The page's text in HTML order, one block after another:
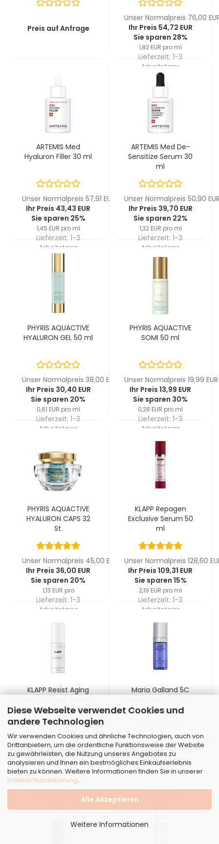
Diese Webseite verwendet Cookies und
andere Technologien
Wir verwenden Cookies und ähnliche Technologien, auch von
Drittanbietern, um die ordentliche Funktionsweise der Website
zu gewährleisten, die Nutzung unseres Angebotes zu
analysieren und Ihnen ein bestmögliches Einkaufserlebnis
bieten zu können. Weitere Informationen finden Sie in unserer
Datenschutzerklärung.
Alle Akzeptieren
Weitere Informationen
Preis auf Anfrage
Unser Normalpreis 76,00
Ihr Preis 54,72 EUR
Sie sparen 28%
1,82 EUR pro ml
Lieferzeit: 1-3
Arbeitstage
ARTEMIS Med
Hyaluron Filler 30 ml
Unser Normalpreis 57,91 EUR
Ihr Preis 43,43 EUR
Sie sparen 25%
1,45 EUR pro ml
Lieferzeit: 1-3
Arbeitstage
ARTEMIS Med De-
Sensitize Serum 30
ml
Unser Normalpreis 50,90
Ihr Preis 39,70 EUR
Sie sparen 22%
1,32 EUR pro ml
Lieferzeit: 1-3
Arbeitstage
PHYRIS AQUACTIVE
HYALURON GEL 50 ml
Unser Normalpreis 38,00 EUR
Ihr Preis 30,40 EUR
Sie sparen 20%
0,61 EUR pro ml
Lieferzeit: 1-3
Arbeitstage
PHYRIS AQUACTIVE
SOMI 50 ml
Unser Normalpreis 19,99 EUR
Ihr Preis 13,99 EUR
Sie sparen 30%
0,28 EUR pro ml
Lieferzeit: 1-3
Arbeitstage
PHYRIS AQUACTIVE
HYALURON CAPS 32
St.
Unser Normalpreis 45,00 EUR
Ihr Preis 36,00 EUR
Sie sparen 20%
1,13 EUR pro
Lieferzeit: 1-3
Arbeitstage
KLAPP Repagen
Exclusive Serum 50
ml
Unser Normalpreis 128,60
Ihr Preis 109,31 EUR
Sie sparen 15%
2,19 EUR pro ml
Lieferzeit: 1-3
Arbeitstage
KLAPP Resist Aging
Pro Age Serum 30 ml
Unser Normalpreis 72,90 EUR
Ihr Preis 61,97 EUR
Sie sparen 15%
2,07 EUR pro ml
Lieferzeit:1-3
Arbeitstage
Maria Galland 5C
ml
Unser Normalpreis 109,00
Ihr Preis 80,66 EUR
Sie sparen 26%
2,69 EUR pro ml
Arbeitstage